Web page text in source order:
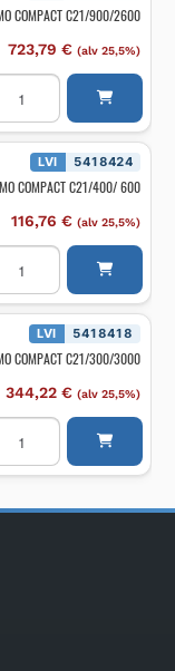
COMPACT C21/900/2600
723,79 € (alv 25,5%)
900/2600
LVI 5418424
COMPACT C21/400/ 600
116,76 € (alv 25,5%)
400/
LVI 5418418
COMPACT C21/300/3000
344,22 € (alv 25,5%)